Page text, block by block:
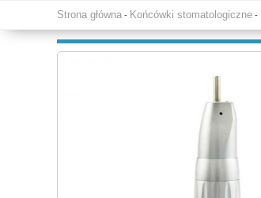
Strona główna - Końcówki stomatologiczne -